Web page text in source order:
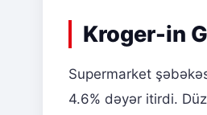
Kroger-in
Supermarket
4.6% dəyər itirdi.